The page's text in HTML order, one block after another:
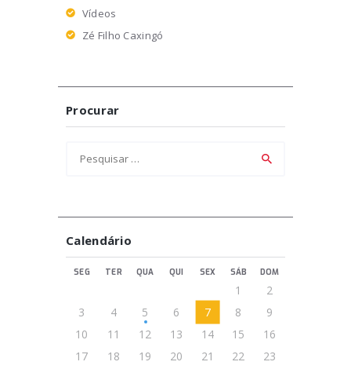
Vídeos
Zé Filho Caxingó
Procurar
por:
Calendário
SEG TER QUA QUI SEX SÁB DOM
1
2
3
4 5 6 7 8
9
10
11 12 13 14 15
16
17
18 19 20 21 22
23